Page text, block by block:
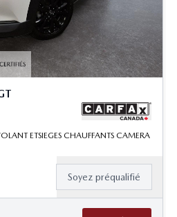
ETSIEGES CHAUFFANTS CAMERA
Soyez préqualifié